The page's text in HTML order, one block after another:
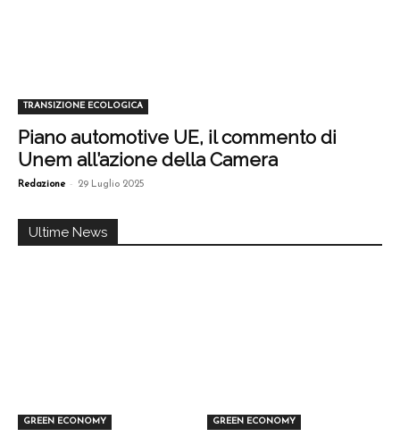
TRANSIZIONE ECOLOGICA
Piano automotive UE, il commento di
Unem all’azione della Camera
Redazione - 29 Luglio 2025
Ultime News
GREEN ECONOMY GREEN ECONOMY